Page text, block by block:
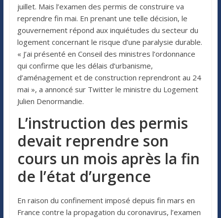
juillet. Mais l’examen des permis de construire va
reprendre fin mai. En prenant une telle décision, le
gouvernement répond aux inquiétudes du secteur du
logement concernant le risque d’une paralysie durable.
« J’ai présenté en Conseil des ministres l’ordonnance
qui confirme que les délais d’urbanisme,
d’aménagement et de construction reprendront au 24
mai », a annoncé sur Twitter le ministre du Logement
Julien Denormandie.
L’instruction des permis
devait reprendre son
cours un mois après la fin
de l’état d’urgence
En raison du confinement imposé depuis fin mars en
France contre la propagation du coronavirus, l’examen